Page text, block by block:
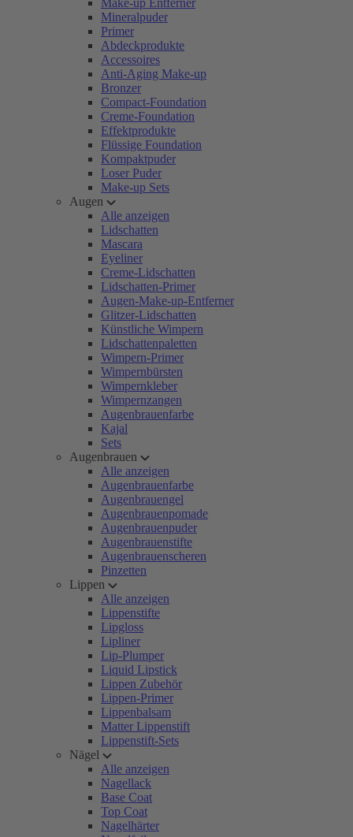
Make-up Entferner
Mineralpuder
Primer
Abdeckprodukte
Accessoires
Anti-Aging Make-up
Bronzer
Compact-Foundation
Creme-Foundation
Effektprodukte
Flüssige Foundation
Kompaktpuder
Loser Puder
Make-up Sets
Augen
Alle anzeigen
Lidschatten
Mascara
Eyeliner
Creme-Lidschatten
Lidschatten-Primer
Augen-Make-up-Entferner
Glitzer-Lidschatten
Künstliche Wimpern
Lidschattenpaletten
Wimpern-Primer
Wimpernbürsten
Wimpernkleber
Wimpernzangen
Augenbrauenfarbe
Kajal
Sets
Augenbrauen
Alle anzeigen
Augenbrauenfarbe
Augenbrauengel
Augenbrauenpomade
Augenbrauenpuder
Augenbrauenstifte
Augenbrauenscheren
Pinzetten
Lippen
Alle anzeigen
Lippenstifte
Lipgloss
Lipliner
Lip-Plumper
Liquid Lipstick
Lippen Zubehör
Lippen-Primer
Lippenbalsam
Matter Lippenstift
Lippenstift-Sets
Nägel
Alle anzeigen
Nagellack
Base Coat
Top Coat
Nagelhärter